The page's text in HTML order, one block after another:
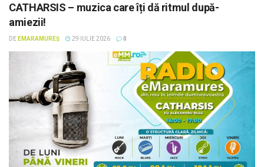
CATHARSIS – muzica care îți dă ritmul după-
amiezii!
DE EMARAMUREȘ 29 IULIE 2026 0